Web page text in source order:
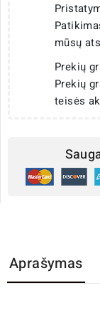
mūsų
Prekių
Prekių
teisės
Aprašymas